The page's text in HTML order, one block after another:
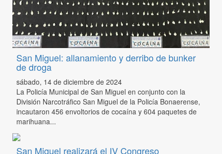
San Miguel: allanamiento y derribo de bunker
de droga
sábado, 14 de diciembre de 2024
La Policía Municipal de San Miguel en conjunto con la
División Narcotráfico San Miguel de la Policía Bonaerense,
incautaron 456 envoltorios de cocaína y 604 paquetes de
marihuana...
San Miguel realizará el IV Congreso